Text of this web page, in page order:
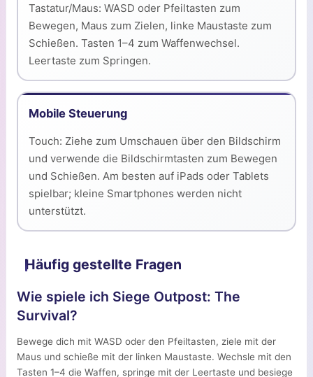
Tastatur/Maus: WASD oder Pfeiltasten zum
Bewegen, Maus zum Zielen, linke Maustaste zum
Schießen. Tasten 1–4 zum Waffenwechsel.
Leertaste zum Springen.
Mobile Steuerung
Touch: Ziehe zum Umschauen über den Bildschirm
und verwende die Bildschirmtasten zum Bewegen
und Schießen. Am besten auf iPads oder Tablets
spielbar; kleine Smartphones werden nicht
unterstützt.
Häufig gestellte Fragen
Wie spiele ich Siege Outpost: The
Survival?
Bewege dich mit WASD oder den Pfeiltasten, ziele mit der
Maus und schieße mit der linken Maustaste. Wechsle mit den
Tasten 1–4 die Waffen, springe mit der Leertaste und besiege